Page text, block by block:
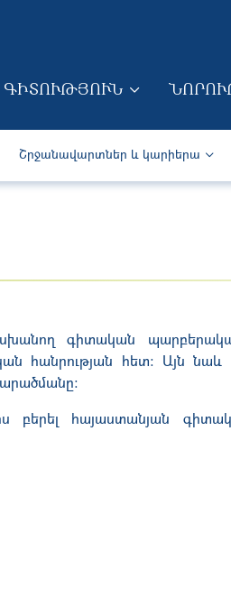
ԳԻՏՈՒԹՅՈՒՆ
Շրջանավարտներ և կարիերա
գիտական
հանրության հետ: Այն
բերել հայաստանյան